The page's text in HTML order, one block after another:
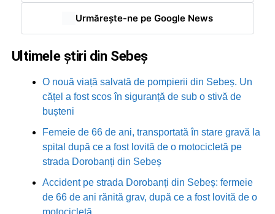
Urmărește-ne pe Google News
Ultimele știri din Sebeș
O nouă viață salvată de pompierii din Sebeș. Un
cățel a fost scos în siguranță de sub o stivă de
bușteni
Femeie de 66 de ani, transportată în stare gravă la
spital după ce a fost lovită de o motocicletă pe
strada Dorobanți din Sebeș
Accident pe strada Dorobanți din Sebeș: fermeie
de 66 de ani rănită grav, după ce a fost lovită de o
motocicletă